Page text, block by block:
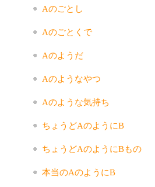
Aのごとし
Aのごとくで
Aのようだ
Aのようなやつ
Aのような気持ち
ちょうどAのようにB
ちょうどAのようにBもの
本当のAのようにB